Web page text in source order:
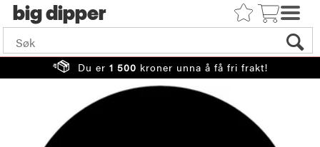
big
Du er 1 500 kroner unna å få fri frakt!